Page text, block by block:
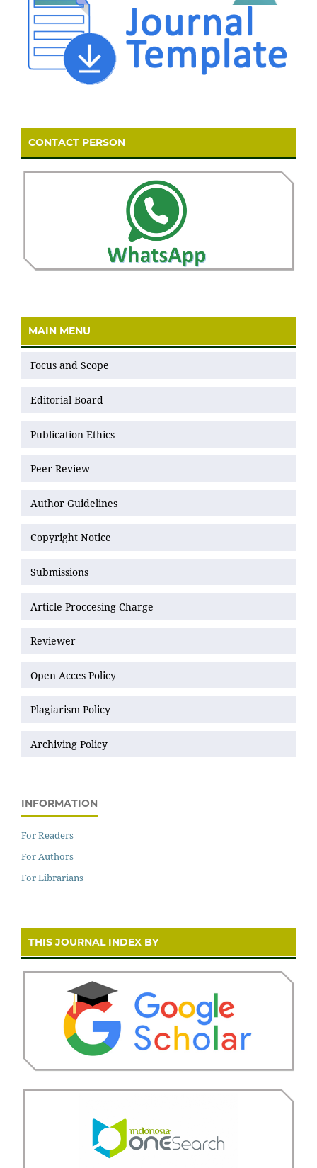
CONTACT PERSON
MAIN MENU
Focus and Scope
Editorial Board
Publication Ethics
Peer Review
Author Guidelines
Copyright Notice
Submissions
Article Proccesing Charge
Reviewer
Open Acces Policy
Plagiarism Policy
Archiving Policy
INFORMATION
For Readers
For Authors
For Librarians
THIS JOURNAL INDEX BY